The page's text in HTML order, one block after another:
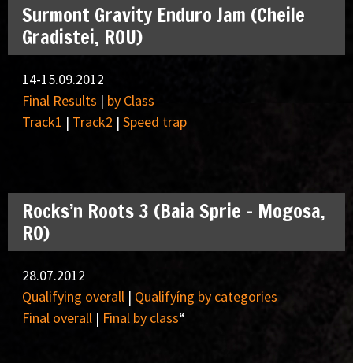
Surmont Gravity Enduro Jam (Cheile
Gradistei, ROU)
14-15.09.2012
Final Results | by Class
Track1 | Track2 | Speed trap
Rocks’n Roots 3 (Baia Sprie – Mogosa,
RO)
28.07.2012
Qualifying overall | Qualifyíng by categories
Final overall | Final by class“